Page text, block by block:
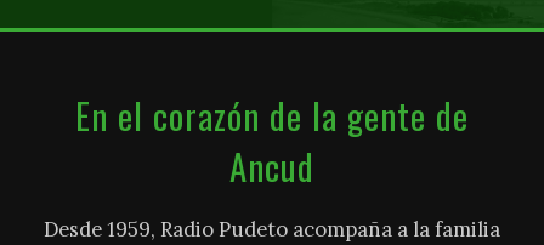
En el corazón de la gente de
Ancud
Desde 1959, Radio Pudeto acompaña a la familia